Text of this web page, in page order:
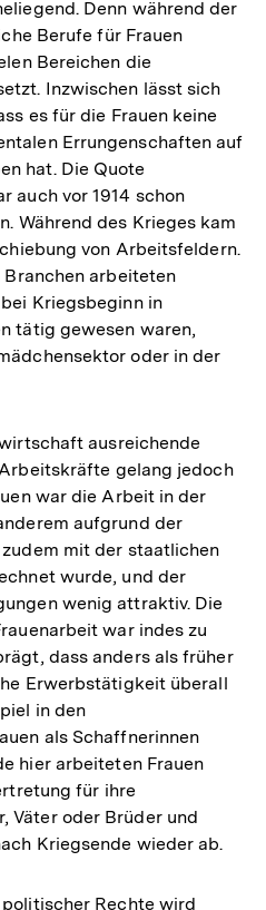
Denn während der
Berufe für Frauen
Bereichen die
Inzwischen lässt sich
es für die Frauen keine
Errungenschaften auf
hat. Die Quote
auch vor 1914 schon
Während des Krieges kam
von Arbeitsfeldern.
arbeiteten
Kriegsbeginn in
tätig gewesen waren,
oder in der
ausreichende
gelang jedoch
war die Arbeit in der
aufgrund der
mit der staatlichen
wurde, und der
wenig attraktiv. Die
war indes zu
dass anders als früher
Erwerbstätigkeit überall
in den
als Schaffnerinnen
hier arbeiteten Frauen
für ihre
Väter oder Brüder und
Kriegsende wieder ab.
Rechte wird